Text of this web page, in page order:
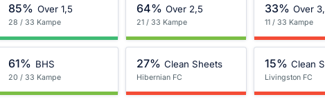
85% Over 1,5
28 / 33 Kampe
64% Over 2,5
21 / 33 Kampe
33% Over
11 / 33 Kampe
61% BHS
20 / 33 Kampe
27% Clean Sheets
Hibernian FC
15% Clean
Livingston FC